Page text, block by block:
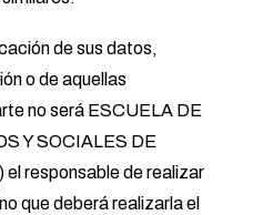
de sus datos,
o de aquellas
no será ESCUELA DE
Y SOCIALES DE
responsable de realizar
que deberá realizarla el